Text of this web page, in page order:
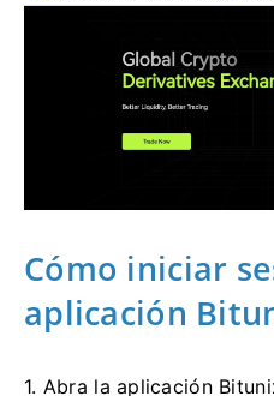
Cómo iniciar
aplicación
1. Abra la aplicación